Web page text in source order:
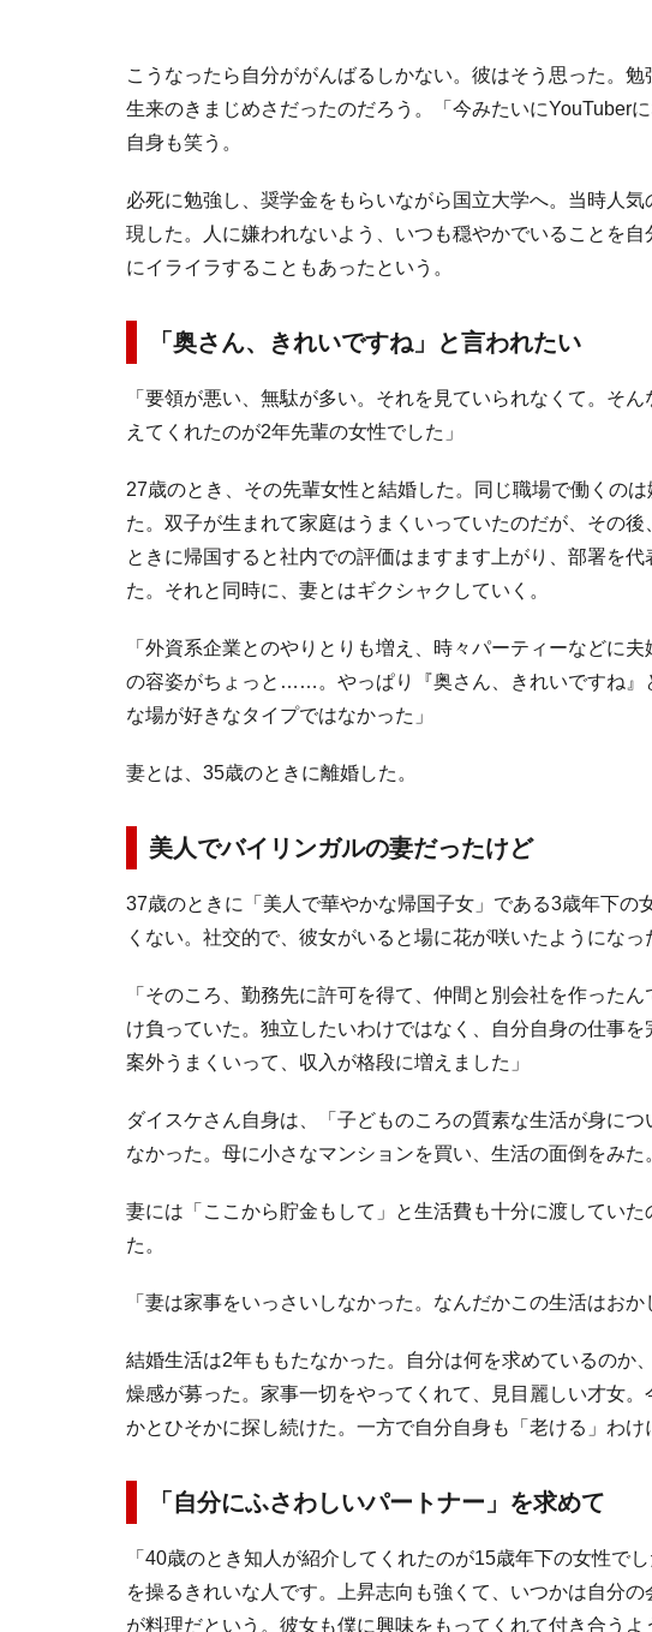
こうなったら自分ががんばるしかない。彼はそう思った。
生来のきまじめさだったのだろう。「今みたいにYouTuber
自身も笑う。
必死に勉強し、奨学金をもらいながら国立大学へ。当時人
現した。人に嫌われないよう、いつも穏やかでいることを自
にイライラすることもあったという。
「奥さん、きれいですね」と言われたい
「要領が悪い、無駄が多い。それを見ていられなくて。そ
えてくれたのが2年先輩の女性でした」
27歳のとき、その先輩女性と結婚した。同じ職場で働くの
た。双子が生まれて家庭はうまくいっていたのだが、その
ときに帰国すると社内での評価はますます上がり、部署を
た。それと同時に、妻とはギクシャクしていく。
「外資系企業とのやりとりも増え、時々パーティーなどに
の容姿がちょっと……。やっぱり『奥さん、きれいですね』
な場が好きなタイプではなかった」
妻とは、35歳のときに離婚した。
美人でバイリンガルの妻だったけど
37歳のときに「美人で華やかな帰国子女」である3歳年下の
くない。社交的で、彼女がいると場に花が咲いたようになっ
「そのころ、勤務先に許可を得て、仲間と別会社を作った
け負っていた。独立したいわけではなく、自分自身の仕事
案外うまくいって、収入が格段に増えました」
ダイスケさん自身は、「子どものころの質素な生活が身に
なかった。母に小さなマンションを買い、生活の面倒をみた
妻には「ここから貯金もして」と生活費も十分に渡してい
た。
「妻は家事をいっさいしなかった。なんだかこの生活はおか
結婚生活は2年ももたなかった。自分は何を求めているのか
燥感が募った。家事一切をやってくれて、見目麗しい才女
かとひそかに探し続けた。一方で自分自身も「老ける」わけ
「自分にふさわしいパートナー」を求めて
「40歳のとき知人が紹介してくれたのが15歳年下の女性で
を操るきれいな人です。上昇志向も強くて、いつかは自分
が料理だという。彼女も僕に興味をもってくれて付き合うよ